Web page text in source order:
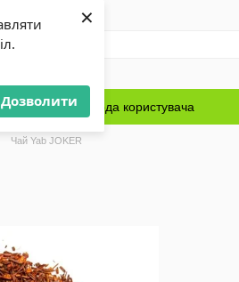
Дозволити
×
Блог Угода користувача
Чай Yab JOKER